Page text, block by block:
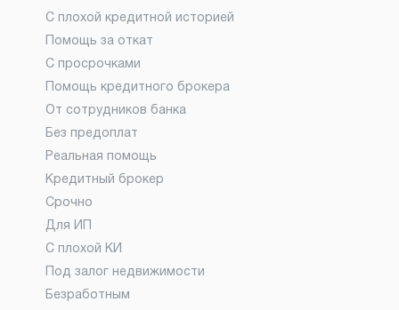
С плохой кредитной историей
Помощь за откат
С просрочками
Помощь кредитного брокера
От сотрудников банка
Без предоплат
Реальная помощь
Кредитный брокер
Срочно
Для ИП
С плохой КИ
Под залог недвижимости
Безработным